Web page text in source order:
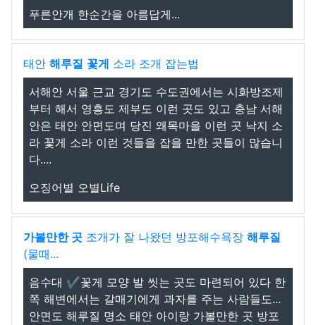
푸른안개 한순간을 아름답게...
태안 해루질 꽃게 소라 조개 잡는법
서해안 서울 근교 경기도 수도권에서는 시화방조제
부터 해서 영흥도 제부도 이런 곳도 있고 충남 서해
안은 태안 안면도며 당진 왜목마을 이런 곳 낙지 소
라 꽃게 소라 이런 것들을 잡을 만한 곳들이 많습니
다....
오징어별 오별Life
가볼만한 곳 조개가 잘 나왔던 방포해수욕장 해루질
(물때...
음수대 ✔️꽃게 모양 발 씻는 곳도 마련되어 있다 한
쪽 해변에서는 갈매기에게 과자를 주는 사람들도...
안면도 해루질 명소 태안 아이랑 가볼만한 곳 방포